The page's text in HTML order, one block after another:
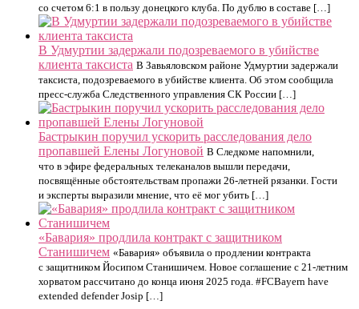
со счетом 6:1 в пользу донецкого клуба. По дублю в составе […]
В Удмуртии задержали подозреваемого в убийстве
клиента таксиста В Завьяловском районе Удмуртии задержали
таксиста, подозреваемого в убийстве клиента. Об этом сообщила
пресс-служба Следственного управления СК России […]
Бастрыкин поручил ускорить расследования дело
пропавшей Елены Логуновой В Следкоме напомнили,
что в эфире федеральных телеканалов вышли передачи,
посвящённые обстоятельствам пропажи 26-летней рязанки. Гости
и эксперты выразили мнение, что её мог убить […]
«Бавария» продлила контракт с защитником
Станишичем «Бавария» объявила о продлении контракта
с защитником Йосипом Станишичем. Новое соглашение с 21-летним
хорватом рассчитано до конца июня 2025 года. #FCBayern have
extended defender Josip […]